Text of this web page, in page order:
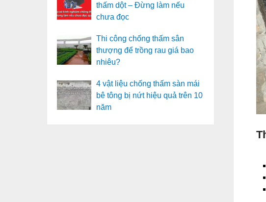
thấm dột – Đừng làm nếu
chưa đọc
Thi công chống thấm sân
thượng để trồng rau giá bao
nhiêu?
4 vật liệu chống thấm sàn mái
bê tông bị nứt hiệu quả trên 10
năm